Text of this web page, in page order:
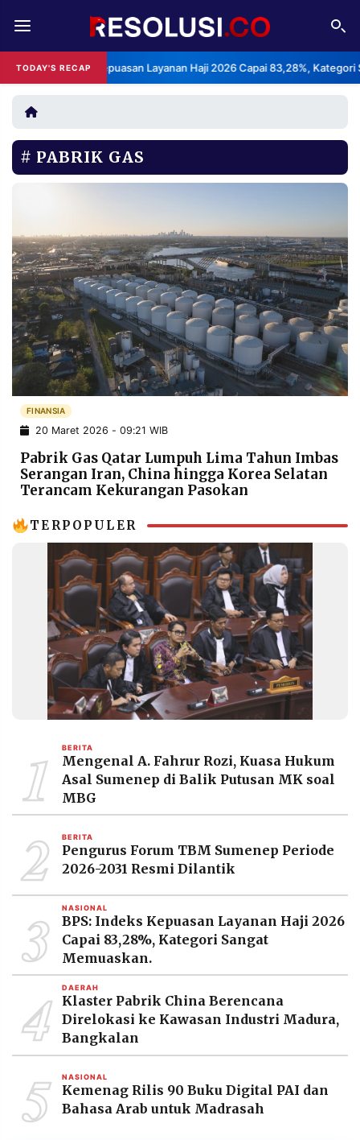
TODAY'S RECAP
Indeks Kepuasan Layanan Haji 2026 Capai 83,28%, Kategori
REDAKSI TENTANG
RESOLUSI IKLAN
RUBRIKASI
EDITORIAL AKSARA
DAERAH NASIONAL
MANCA SPORT
INFORMASI
PRIVACY
POLICY
BERITA
WARGA
INFORMASI
IKLAN
PENGADUAN
OF
SERVICE
RESOLUSI
Resolusi.co
PT.
RESOLUSI
MEDIA
PRAMUDITA
PABRIK GAS
FINANSIA
20 Maret 2026 - 09:21 WIB
Pabrik Gas Qatar Lumpuh Lima Tahun Imbas
Serangan Iran, China hingga Korea Selatan
Terancam Kekurangan Pasokan
TERPOPULER
1 BERITA
Mengenal A. Fahrur Rozi, Kuasa Hukum
Asal Sumenep di Balik Putusan MK soal
MBG
2 BERITA
Pengurus Forum TBM Sumenep Periode
2026-2031 Resmi Dilantik
3 NASIONAL
BPS: Indeks Kepuasan Layanan Haji 2026
Capai 83,28%, Kategori Sangat
Memuaskan.
4 DAERAH
Klaster Pabrik China Berencana
Direlokasi ke Kawasan Industri Madura,
Bangkalan
5 NASIONAL
Kemenag Rilis 90 Buku Digital PAI dan
Bahasa Arab untuk Madrasah